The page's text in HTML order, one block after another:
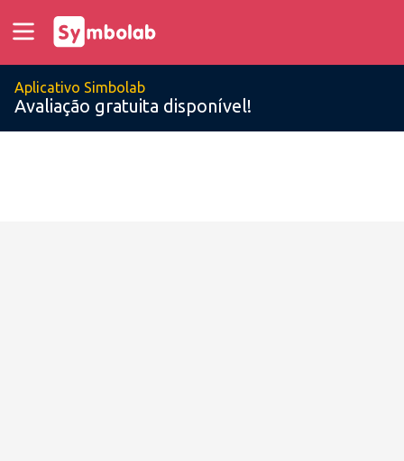
Aplicativo Simbolab
Avaliação gratuita disponível!